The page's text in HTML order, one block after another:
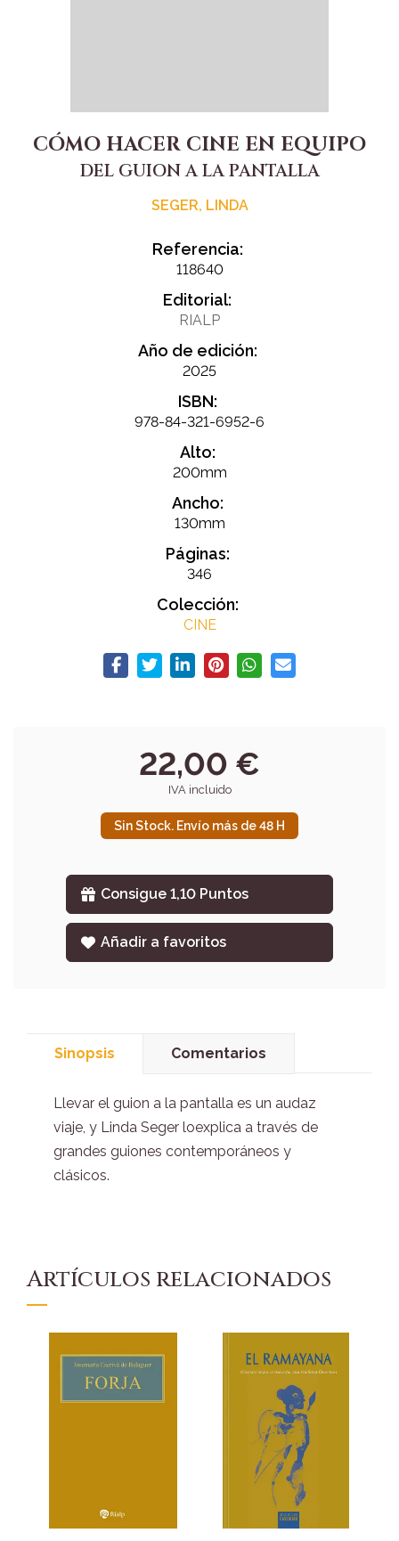
CÓMO HACER CINE EN EQUIPO
DEL GUION A LA PANTALLA
SEGER, LINDA
Referencia:
118640
Editorial:
RIALP
Año de edición:
2025
ISBN:
978-84-321-6952-6
Alto:
200mm
Ancho:
130mm
Páginas:
346
Colección:
CINE
22,00 €
IVA incluido
Sin Stock. Envío más de 48 H
Consigue 1,10 Puntos
Añadir a favoritos
Sinopsis Comentarios
Llevar el guion a la pantalla es un audaz
viaje, y Linda Seger loexplica a través de
grandes guiones contemporáneos y
clásicos.
Artículos relacionados